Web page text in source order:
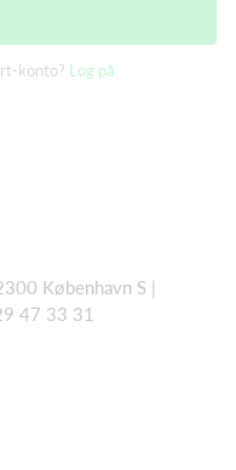
konto? Log på
København S |
47 33 31